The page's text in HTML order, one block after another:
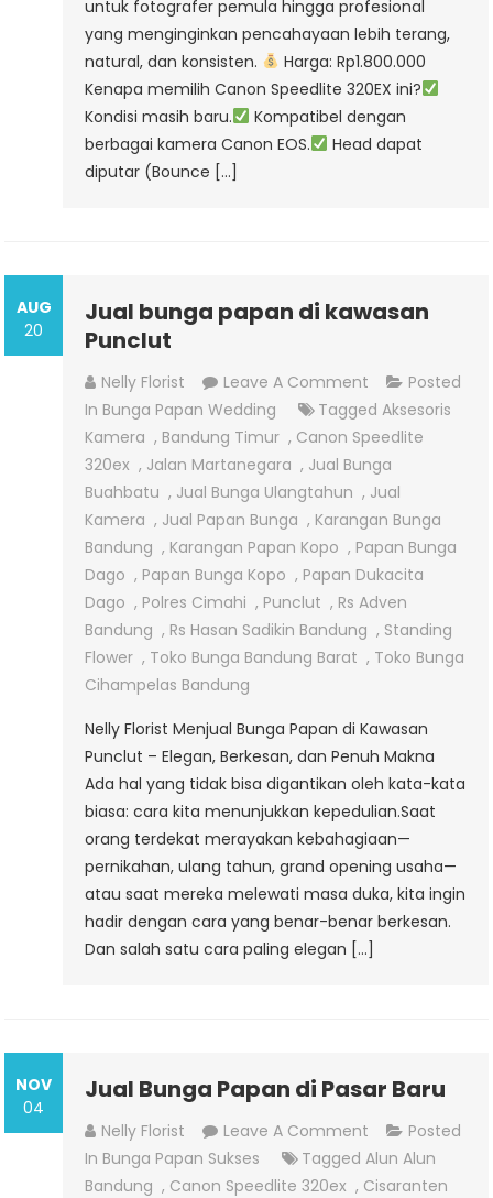
untuk fotografer pemula hingga profesional
yang menginginkan pencahayaan lebih terang,
natural, dan konsisten.
Harga: Rp1.800.000
Kenapa memilih Canon Speedlite 320EX ini?
Kondisi masih baru.
Kompatibel dengan
berbagai kamera Canon EOS.
Head dapat
diputar (Bounce […]
AUG
20
Jual bunga papan di kawasan
Punclut
Nelly Florist Leave A Comment On
Jual
Bunga
Papan
Di
Kawasan
Punclut
Posted
In Bunga Papan Wedding TaggedAksesoris
Kamera , Bandung Timur , Canon Speedlite
320ex , Jalan Martanegara , Jual Bunga
Buahbatu , Jual Bunga Ulangtahun , Jual
Kamera , Jual Papan Bunga , Karangan Bunga
Bandung , Karangan Papan Kopo , Papan Bunga
Dago , Papan Bunga Kopo , Papan Dukacita
Dago , Polres Cimahi , Punclut , Rs Adven
Bandung , Rs Hasan Sadikin Bandung , Standing
Flower , Toko Bunga Bandung Barat , Toko Bunga
Cihampelas Bandung
Nelly Florist Menjual Bunga Papan di Kawasan
Punclut – Elegan, Berkesan, dan Penuh Makna
Ada hal yang tidak bisa digantikan oleh kata-kata
biasa: cara kita menunjukkan kepedulian.Saat
orang terdekat merayakan kebahagiaan—
pernikahan, ulang tahun, grand opening usaha—
atau saat mereka melewati masa duka, kita ingin
hadir dengan cara yang benar-benar berkesan.
Dan salah satu cara paling elegan […]
NOV
04
Jual Bunga Papan di Pasar Baru
Nelly Florist Leave A Comment On
Jual
Bunga
Posted
In Bunga Papan Sukses TaggedAlun Alun
Bandung , Canon Speedlite 320ex , Cisaranten